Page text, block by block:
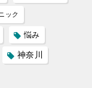
ック
悩み
神奈川